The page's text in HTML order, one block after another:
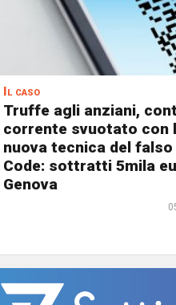
Il caso
Truffe agli anziani,
corrente svuotato con
nuova tecnica del falso
Code: sottratti 5mila
Genova